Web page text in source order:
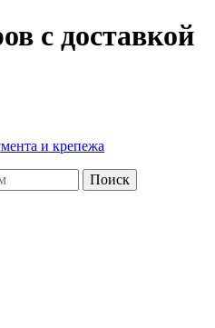
с доставкой
и крепежа
Поиск